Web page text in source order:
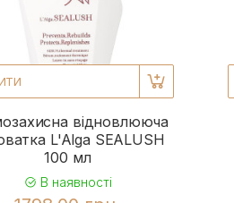
відновлююча
L'Alga SEALUSH
100 мл
В наявності